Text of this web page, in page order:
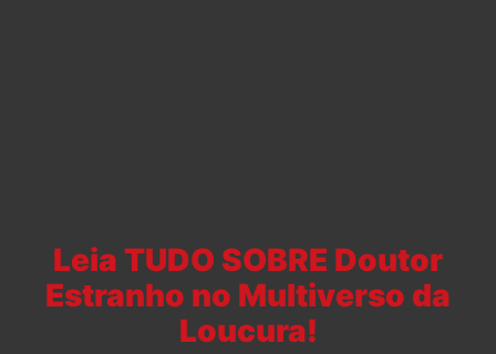
Leia TUDO SOBRE Doutor
Estranho no Multiverso da
Loucura!